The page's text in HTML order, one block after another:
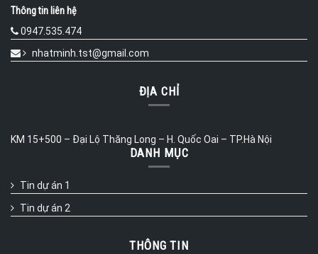
Thông tin liên hệ
0947.535.474
nhatminh.tst@gmail.com
ĐỊA CHỈ
KM 15+500 – Đại Lộ Thăng Long – H. Quốc Oai – TP.Hà Nội
DANH MỤC
Tin dự án 1
Tin dự án 2
THÔNG TIN